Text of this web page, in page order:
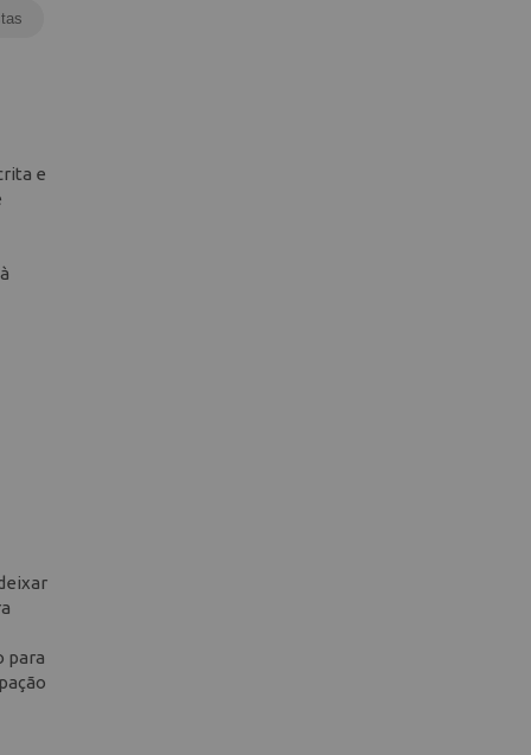
e
para